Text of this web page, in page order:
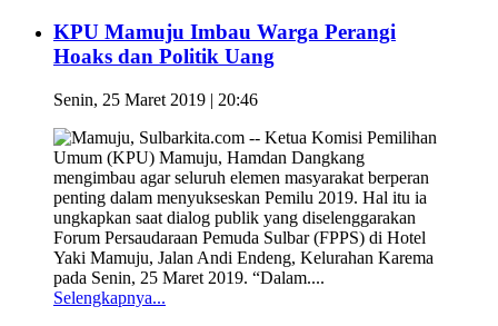
KPU Mamuju Imbau Warga Perangi
Hoaks dan Politik Uang
Senin, 25 Maret 2019 | 20:46
Mamuju, Sulbarkita.com -- Ketua Komisi Pemilihan
Umum (KPU) Mamuju, Hamdan Dangkang
mengimbau agar seluruh elemen masyarakat berperan
penting dalam menyukseskan Pemilu 2019. Hal itu ia
ungkapkan saat dialog publik yang diselenggarakan
Forum Persaudaraan Pemuda Sulbar (FPPS) di Hotel
Yaki Mamuju, Jalan Andi Endeng, Kelurahan Karema
pada Senin, 25 Maret 2019. “Dalam....
Selengkapnya...